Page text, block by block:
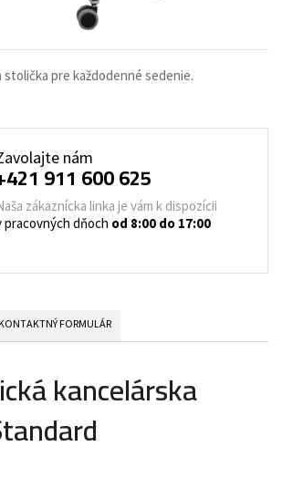
stolička pre každodenné sedenie.
nám
911 600 625
zákaznícka linka je vám k dispozícii
pracovných dňoch od 8:00 do 17:00
KONTAKTNÝ FORMULÁR
kancelárska